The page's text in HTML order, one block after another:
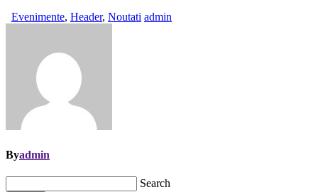
Evenimente, Header, Noutati admin
Byadmin
Search